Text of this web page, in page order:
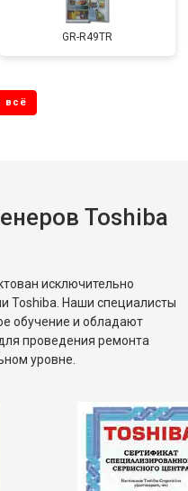
GR-R49TR
Toshiba
исключительно
Toshiba. Наши специалисты
обучение и обладают
проведения ремонта
уровне.